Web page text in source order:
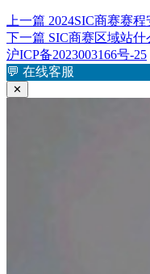
文
章
导
航
上一篇 上
篇
文
章：
2024SIC商赛赛
下一篇 下
篇
文
SIC商赛区域站
沪ICP备2023003166号-25
💬 在线客服
✕